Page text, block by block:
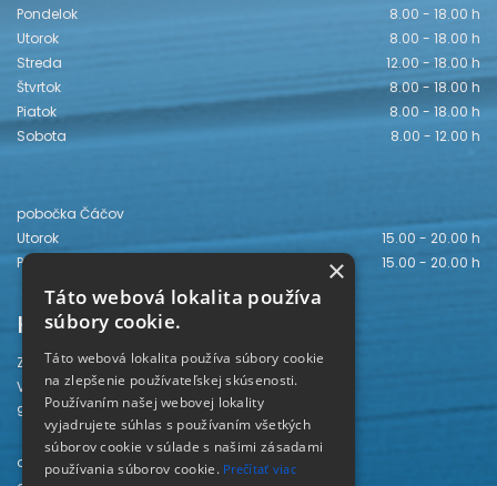
Pondelok
8.00 - 18.00 h
Utorok
8.00 - 18.00 h
Streda
12.00 - 18.00 h
Štvrtok
8.00 - 18.00 h
Piatok
8.00 - 18.00 h
Sobota
8.00 - 12.00 h
pobočka Čáčov
Utorok
15.00 - 20.00 h
Piatok
15.00 - 20.00 h
Kontakt
Záhorská knižnica
Vajanského 28
905 01 Senica
odd. beletrie 034/654 3780
×
Táto webová lokalita používa
súbory cookie.
Táto webová lokalita používa súbory cookie
na zlepšenie používateľskej skúsenosti.
Používaním našej webovej lokality
vyjadrujete súhlas s používaním všetkých
súborov cookie v súlade s našimi zásadami
používania súborov cookie. Prečítať viac